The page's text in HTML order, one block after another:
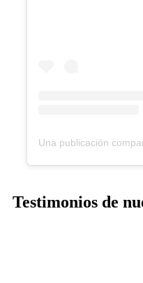
Testimonios de